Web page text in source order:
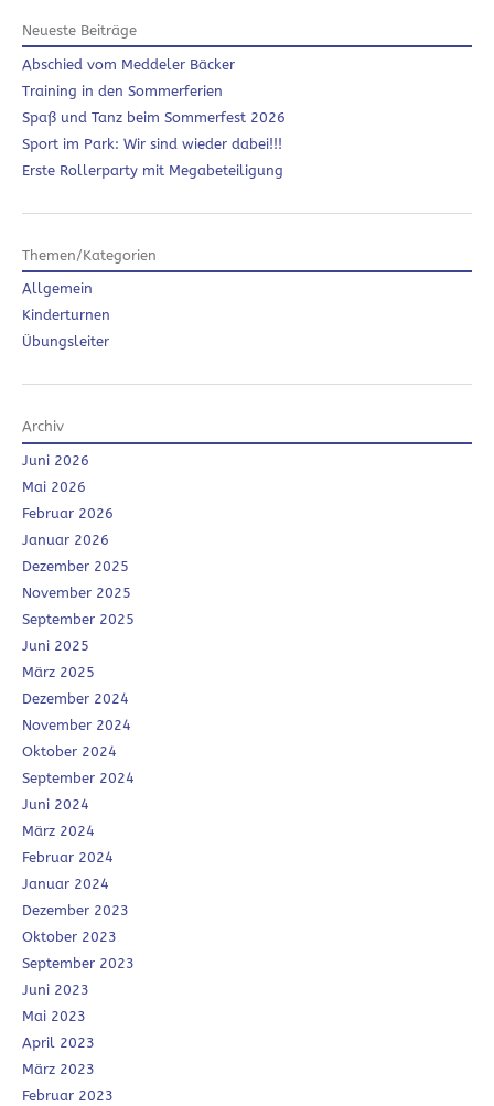
Neueste Beiträge
Abschied vom Meddeler Bäcker
Training in den Sommerferien
Spaß und Tanz beim Sommerfest 2026
Sport im Park: Wir sind wieder dabei!!!
Erste Rollerparty mit Megabeteiligung
Themen/Kategorien
Allgemein
Kinderturnen
Übungsleiter
Archiv
Juni 2026
Mai 2026
Februar 2026
Januar 2026
Dezember 2025
November 2025
September 2025
Juni 2025
März 2025
Dezember 2024
November 2024
Oktober 2024
September 2024
Juni 2024
März 2024
Februar 2024
Januar 2024
Dezember 2023
Oktober 2023
September 2023
Juni 2023
Mai 2023
April 2023
März 2023
Februar 2023